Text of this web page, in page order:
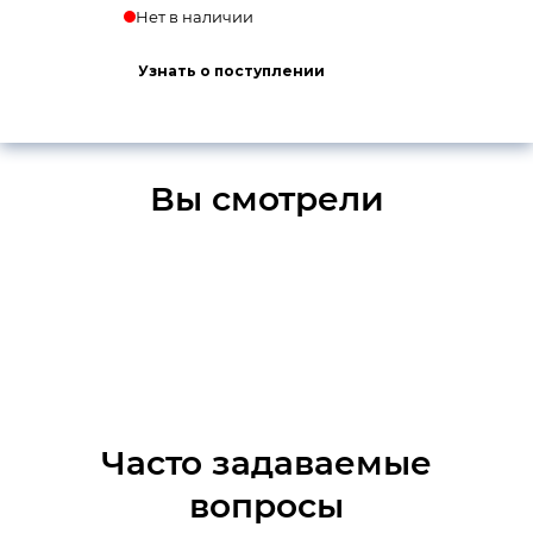
Нет в наличии
Узнать о поступлении
Вы смотрели
Часто задаваемые
вопросы